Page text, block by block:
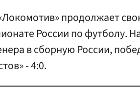
продолжает
России по футболу.
в сборную России,
- 4:0.